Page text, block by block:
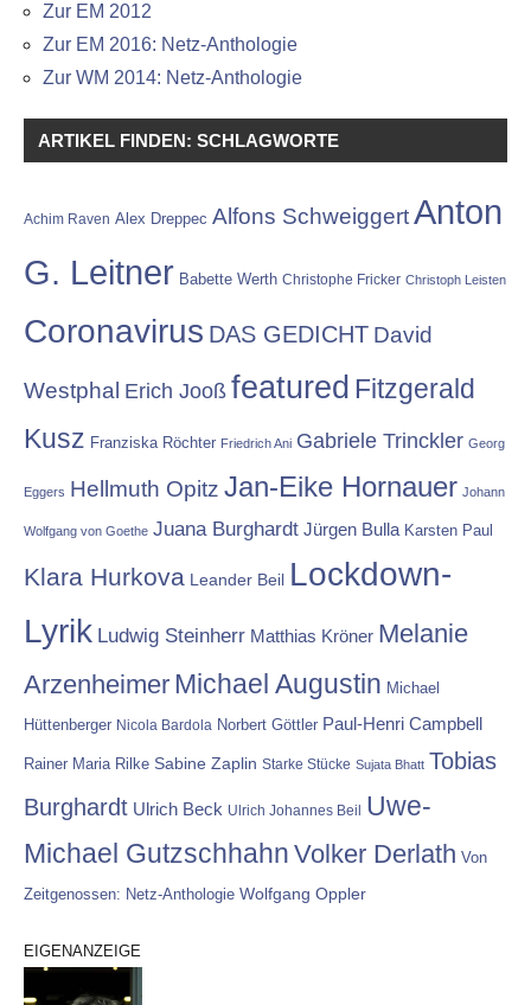
Zur EM 2012
Zur EM 2016: Netz-Anthologie
Zur WM 2014: Netz-Anthologie
ARTIKEL FINDEN: SCHLAGWORTE
Achim Raven Alex Dreppec Alfons SchweiggertAnton
G. Leitner Babette Werth Christophe Fricker Christoph Leisten
Coronavirus DAS GEDICHT David
Westphal Erich Jooß featured Fitzgerald
Kusz Franziska Röchter Friedrich Ani Gabriele Trinckler Georg
Eggers Hellmuth Opitz Jan-Eike Hornauer Johann
Wolfgang von Goethe Juana Burghardt Jürgen Bulla Karsten Paul
Klara Hurkova Leander Beil Lockdown-
Lyrik Ludwig Steinherr Matthias Kröner Melanie
Arzenheimer Michael Augustin Michael
Hüttenberger Nicola Bardola Norbert Göttler Paul-Henri Campbell
Rainer Maria Rilke Sabine Zaplin Starke Stücke Sujata Bhatt Tobias
Burghardt Ulrich Beck Ulrich Johannes Beil Uwe-
Michael Gutzschhahn Volker Derlath Von
Zeitgenossen: Netz-Anthologie Wolfgang Oppler
EIGENANZEIGE